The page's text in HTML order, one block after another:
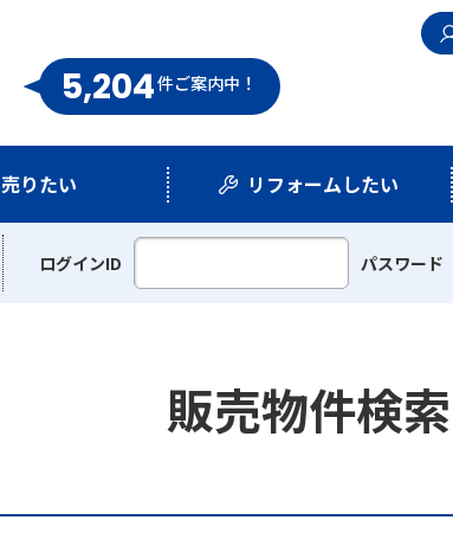
お住まい情報館
5,204件ご案内中！
売りたい リフォームしたい
シミュレーション
リフォームプラン
ログインID パスワード
販売物件検索